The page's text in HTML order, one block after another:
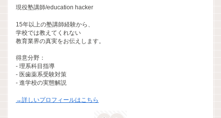
現役塾講師/education hacker
15年以上の塾講師経験から、
学校では教えてくれない
教育業界の真実をお伝えします。
得意分野：
- 理系科目指導
- 医歯薬系受験対策
- 進学校の実態解説
→詳しいプロフィールはこちら